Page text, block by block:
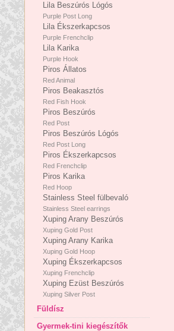
Lila Beszúrós Lógós
Purple Post Long
Lila Ékszerkapcsos
Purple Frenchclip
Lila Karika
Purple Hook
Piros Állatos
Red Animal
Piros Beakasztós
Red Fish Hook
Piros Beszúrós
Red Post
Piros Beszúrós Lógós
Red Post Long
Piros Ékszerkapcsos
Red Frenchclip
Piros Karika
Red Hoop
Stainless Steel fülbevaló
Stainless Steel earrings
Xuping Arany Beszúrós
Xuping Gold Post
Xuping Arany Karika
Xuping Gold Hoop
Xuping Ékszerkapcsos
Xuping Frenchclip
Xuping Ezüst Beszúrós
Xuping Silver Post
Füldísz
Gyermek-tini kiegészítők